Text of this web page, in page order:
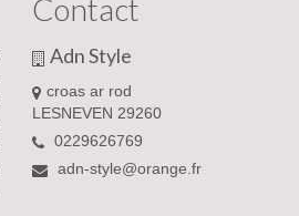
Contact
Adn Style
croas ar rod
LESNEVEN 29260
0229626769
adn-style@orange.fr